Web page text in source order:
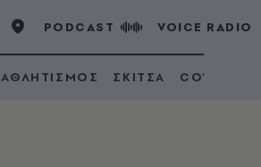
PODCAST VOICE RADIO
ΑΘΛΗΤΙΣΜΟΣ ΣΚΙΤΣΑ COVID 19